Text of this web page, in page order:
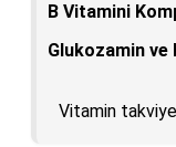
B Vitamini
Glukozamin
Vitamin